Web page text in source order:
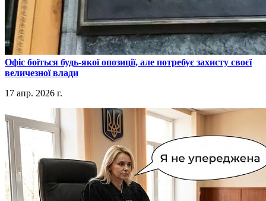
​Офіс боїться будь-якої опозиції, але потребує захисту своєї
величезної влади
17 апр. 2026 г.